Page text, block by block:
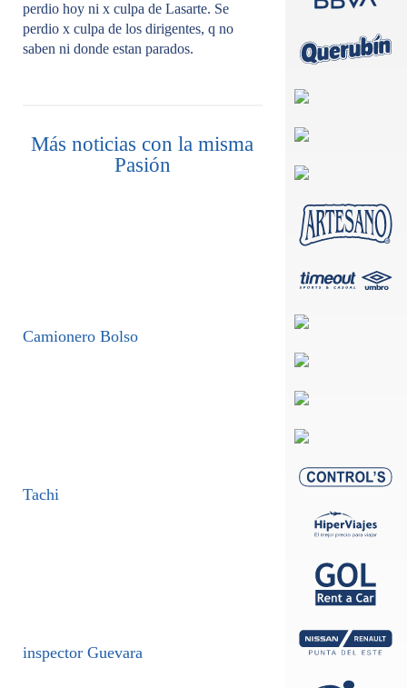
perdio hoy ni x culpa de Lasarte. Se
perdio x culpa de los dirigentes, q no
saben ni donde estan parados.
Más noticias con la misma
Pasión
Camionero Bolso
Tachi
inspector Guevara